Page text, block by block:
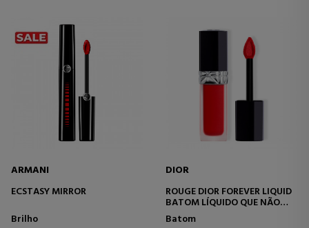
ARMANI
ECSTASY MIRROR
Brilho
DIOR
ROUGE DIOR FOREVER LIQUID
BATOM LÍQUIDO QUE NÃO
TRANSFERE
Batom